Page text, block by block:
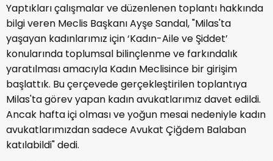
Yaptıkları çalışmalar ve düzenlenen toplantı hakkında
bilgi veren Meclis Başkanı Ayşe Sandal, "Milas'ta
yaşayan kadınlarımız için ‘Kadın-Aile ve Şiddet’
konularında toplumsal bilinçlenme ve farkındalık
yaratılması amacıyla Kadın Meclisince bir girişim
başlattık. Bu çerçevede gerçekleştirilen toplantıya
Milas'ta görev yapan kadın avukatlarımız davet edildi.
Ancak hafta içi olması ve yoğun mesai nedeniyle kadın
avukatlarımızdan sadece Avukat Çiğdem Balaban
katılabildi" dedi.